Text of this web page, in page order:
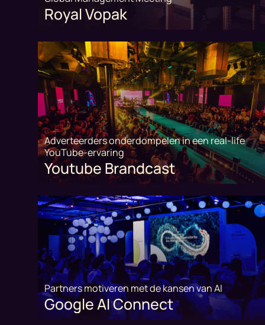
Royal Vopak
Adverteerders onderdompelen in een real-life
YouTube-ervaring
Youtube Brandcast
Partners motiveren met de kansen van AI
Google AI Connect